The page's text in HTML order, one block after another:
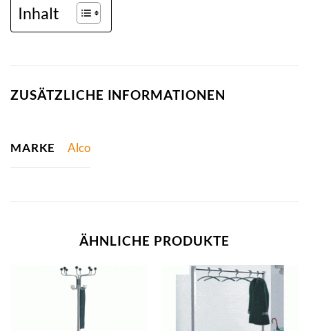
Inhalt
ZUSÄTZLICHE INFORMATIONEN
MARKE Alco
ÄHNLICHE PRODUKTE